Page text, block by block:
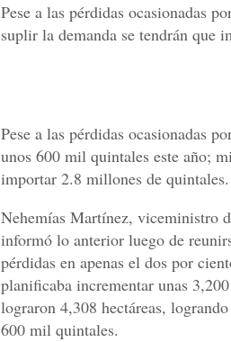
Pese a las pérdidas ocasionadas
suplir la demanda se tendrán que
Pese a las pérdidas ocasionadas
unos 600 mil quintales este año;
importar 2.8 millones de quintales.
Nehemías Martínez, viceministro
informó lo anterior luego de
pérdidas en apenas el dos por
planificaba incrementar unas
lograron 4,308 hectáreas,
600 mil quintales.